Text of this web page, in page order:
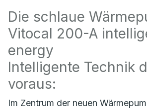
Die schlaue
Vitocal 200-A
energy
Intelligente Technik
voraus:
Im Zentrum der neuen